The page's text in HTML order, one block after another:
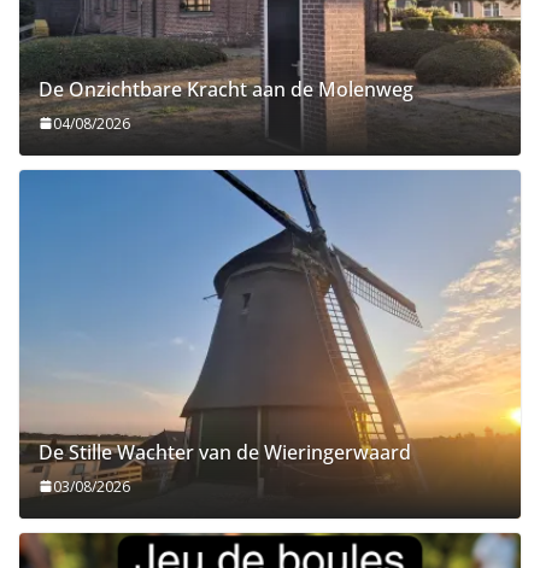
De Onzichtbare Kracht aan de Molenweg
04/08/2026
De Stille Wachter van de Wieringerwaard
03/08/2026